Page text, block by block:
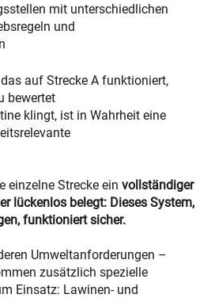
mit unterschiedlichen
und
auf Strecke A funktioniert,
bewertet
klingt, ist in Wahrheit eine
einzelne Strecke ein vollständiger
lückenlos belegt: Dieses System,
funktioniert sicher.
Umweltanforderungen –
zusätzlich spezielle
Einsatz: Lawinen- und